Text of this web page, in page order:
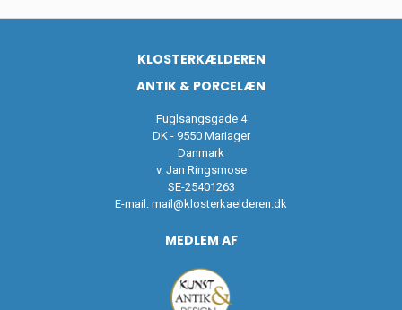
KLOSTERKÆLDEREN
ANTIK & PORCELÆN
Fuglsangsgade 4
DK - 9550 Mariager
Danmark
v. Jan Ringsmose
SE-25401263
E-mail: mail@klosterkaelderen.dk
MEDLEM AF